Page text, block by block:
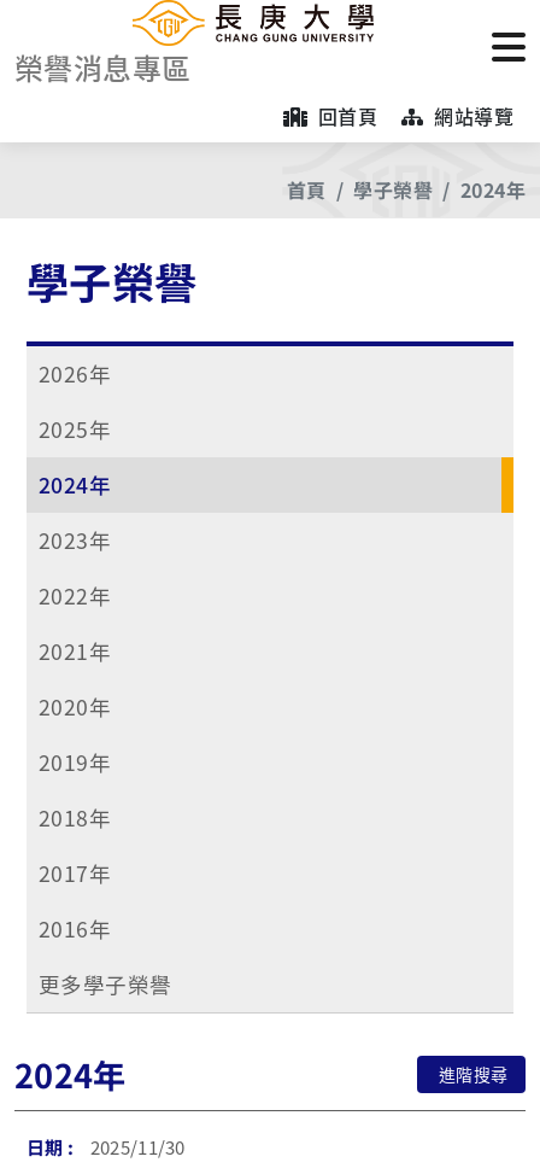
榮譽消息專區
回首頁 網站導覽
首頁 學子榮譽 2024年
學子榮譽
2026年
2025年
2024年
2023年
2022年
2021年
2020年
2019年
2018年
2017年
2016年
更多學子榮譽
2024年 進階搜尋
2025/11/30